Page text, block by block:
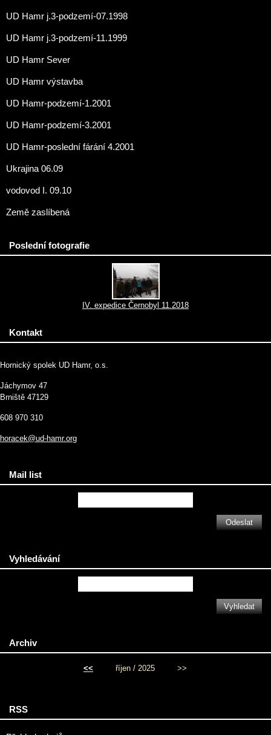
UD Hamr j.3-podzemí-07.1998
UD Hamr j.3-podzemí-11.1999
UD Hamr Sever
UD Hamr výstavba
UD Hamr-podzemí-1.2001
UD Hamr-podzemí-3.2001
UD Hamr-poslední fárání 4.2001
Ukrajina 06.09
vodovod I. 09.10
Země zaslíbená
Poslední fotografie
IV. expedice Černobyl 11.2018
Kontakt
Hornický spolek UD Hamr, o.s.
Jáchymov 47
Brniště 47129
608 970 310
horacek@ud-hamr.org
Mail list
Vyhledávání
Archiv
<< říjen / 2025 >>
RSS